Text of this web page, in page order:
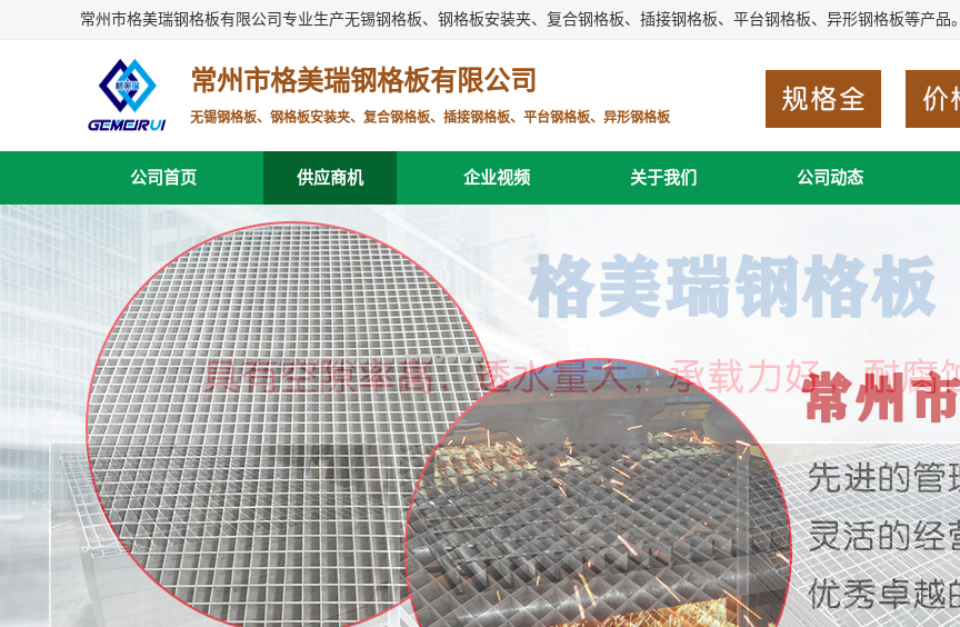
常州市格美瑞钢格板有限公司专业生产无锡钢格板、钢格板安装夹、复合钢格板、插接钢格板、平台钢格板、异形钢格板等产品。
常州市格美瑞钢格板有限公司
无锡钢格板、钢格板安装夹、复合钢格板、插接钢格板、平台钢格板、异形钢格板
公司首页 供应商机 企业视频 关于我们 公司动态